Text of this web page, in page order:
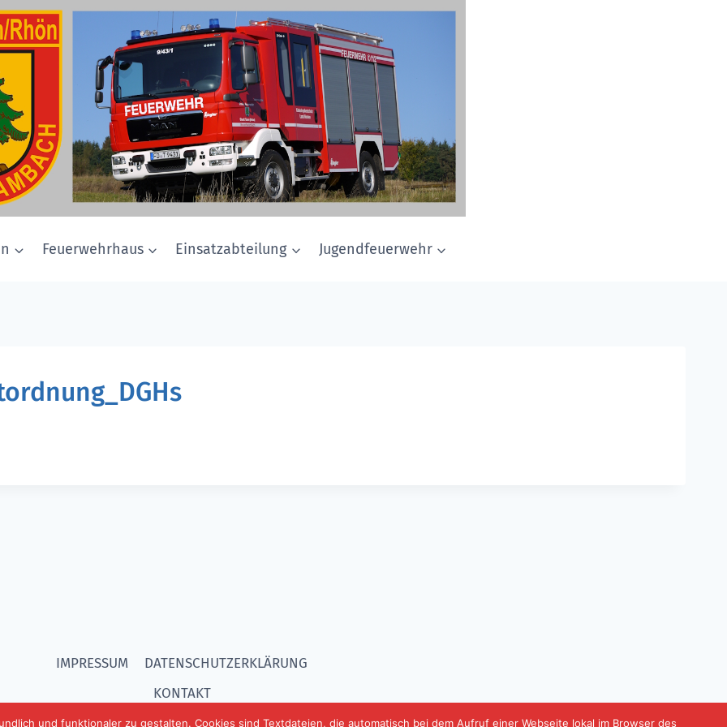
Feuerwehrhaus Einsatzabteilung Jugendfeuerwehr
IMPRESSUM
DATENSCHUTZERKLÄRUNG
KONTAKT
und funktionaler zu gestalten. Cookies sind Textdateien, die automatisch bei dem Aufruf einer Webseite lokal im Browser des